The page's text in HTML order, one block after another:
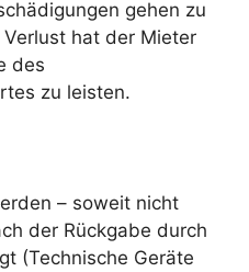
gehen zu
hat der Mieter
des
zu leisten.
– soweit nicht
der Rückgabe durch
(Technische Geräte